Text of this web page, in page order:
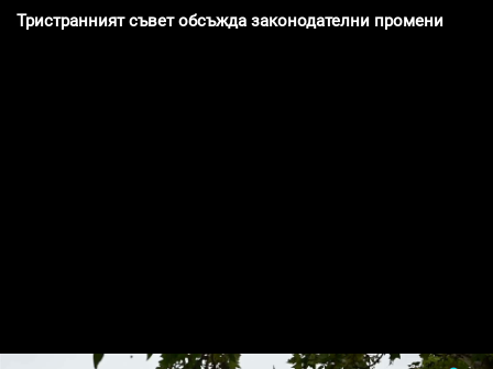
Тристранният съвет обсъжда законодателни промени